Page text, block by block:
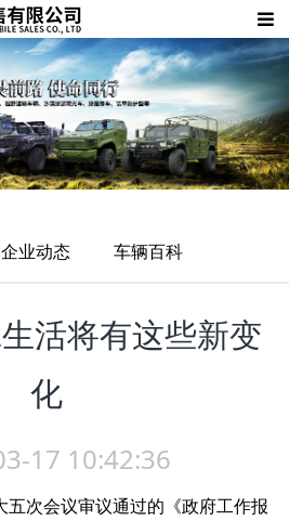
企业动态 车辆百科
活将有这些新变
化
17 10:42:36
五次会议审议通过的《政府工作报